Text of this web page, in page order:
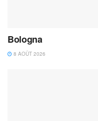
Bologna
8 AOÛT 2026